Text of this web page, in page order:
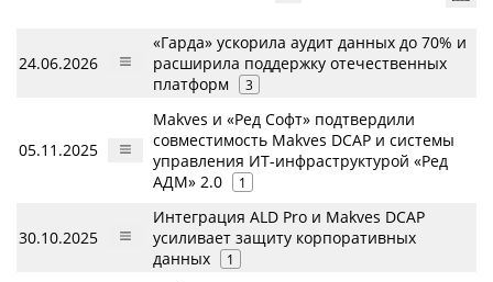
24.06.2026
«Гарда» ускорила аудит данных до 70% и
расширила поддержку отечественных
платформ
3
05.11.2025
Makves и «Ред Софт» подтвердили
совместимость Makves DCAP и системы
управления ИТ-инфраструктурой «Ред
АДМ» 2.0
1
30.10.2025
Интеграция ALD Pro и Makves DCAP
усиливает защиту корпоративных
данных
1